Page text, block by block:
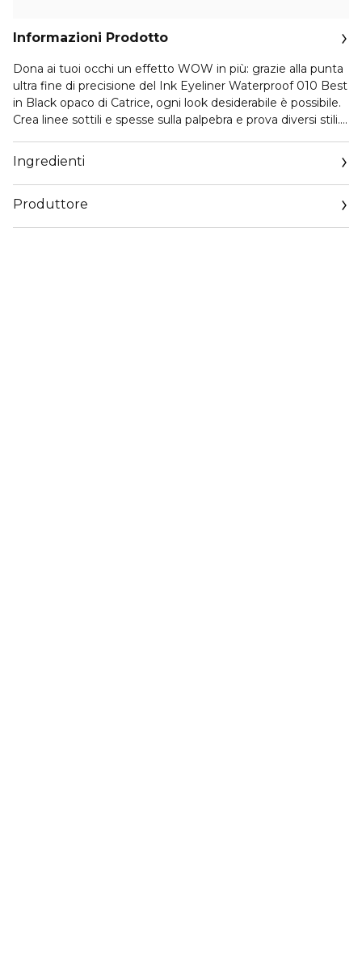
Informazioni Prodotto
Dona ai tuoi occhi un effetto WOW in più: grazie alla punta
ultra fine di precisione del Ink Eyeliner Waterproof 010 Best
in Black opaco di Catrice, ogni look desiderabile è possibile.
Crea linee sottili e spesse sulla palpebra e prova diversi stili.
giorno che per una serata con gli amici. Grazie alla sua
tenuta di 24 ore, basta tracciare un’altra linea: non c’è
bisogno di applicare un nuovo trucco! La formula resiste alle
sbavature e non si sfalda.
Ingredienti
Produttore